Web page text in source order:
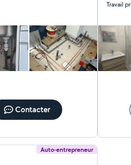
- Installation wo
Contacter
Travail
Auto-entrepreneur